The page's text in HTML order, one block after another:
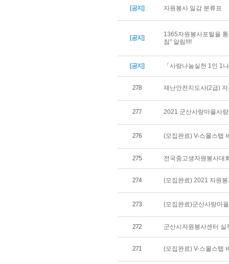
[공지] 자원봉사 일감 분류표
[공지]
1365자원봉사포털을
침" 알림!!!!
[공지] 「사랑나눔실천 1인 1
278 재난안전지도사(2급)
277 2021 군산사랑마을사
276 (모집완료) V-스몰스텝
275 전국중고생자원봉사대
274 (모집완료) 2021 자원
273 (모집완료)군산사랑마
272 군산시자원봉사센터
271 (모집완료) V-스몰스텝